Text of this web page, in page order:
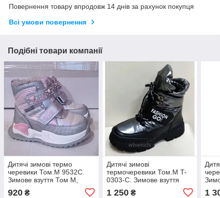
Повернення товару впродовж 14 днів за рахунок покупця
Всі умови повернення
Подібні товари компанії
Дитячі зимові термо
черевики Том.М 9532C.
Зимове взуття Том М,
920 ₴
Дитячі зимові
термочеревики Том.М T-
0303-C. Зимове взуття
1 250₴ 1